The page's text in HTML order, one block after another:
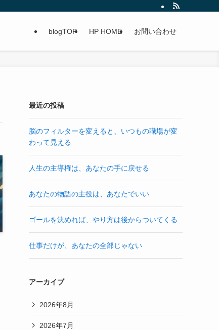
blogTOP HP HOME お問い合わせ
最近の投稿
脳のフィルターを変えると、いつもの職場が変
わって見える
人生の主導権は、あなたの手に戻せる
あなたの物語の主役は、あなたでいい
ゴールを決めれば、やり方は後からついてくる
仕事だけが、あなたの全部じゃない
アーカイブ
2026年8月
2026年7月